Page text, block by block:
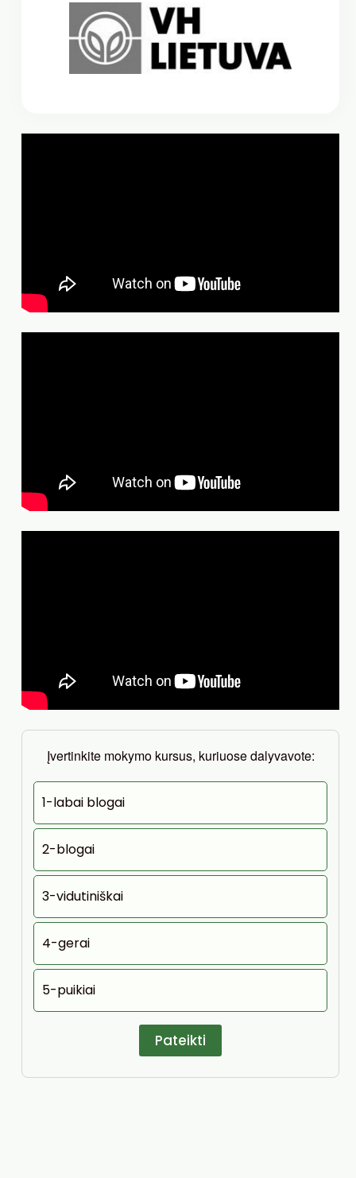
Įvertinkite mokymo kursus, kuriuose dalyvavote:
1-labai blogai
2-blogai
3-vidutiniškai
4-gerai
5-puikiai